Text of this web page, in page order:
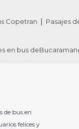
Copetran Pasajes
en bus
de bus en
felices y